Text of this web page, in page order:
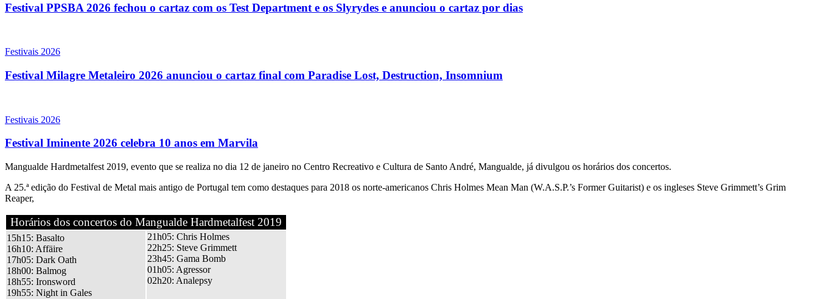
Festival PPSBA 2026 fechou o cartaz com os Test Department e os Slyrydes e anunciou o cartaz por dias
Festivais 2026
Festival Milagre Metaleiro 2026 anunciou o cartaz final com Paradise Lost, Destruction, Insomnium
Festivais 2026
Festival Iminente 2026 celebra 10 anos em Marvila
Mangualde Hardmetalfest 2019, evento que se realiza no dia 12 de janeiro no Centro Recreativo e Cultura de Santo André, Mangualde, já divulgou os horários dos concertos.
A 25.ª edição do Festival de Metal mais antigo de Portugal tem como destaques para 2018 os norte-americanos Chris Holmes Mean Man (W.A.S.P.’s Former Guitarist) e os ingleses Steve Grimmett’s Grim
Reaper,
Horários dos concertos do Mangualde Hardmetalfest 2019
15h15: Basalto
16h10: Affäire
17h05: Dark Oath
18h00: Balmog
18h55: Ironsword
19h55: Night in Gales
21h05: Chris Holmes
22h25: Steve Grimmett
23h45: Gama Bomb
01h05: Agressor
02h20: Analepsy